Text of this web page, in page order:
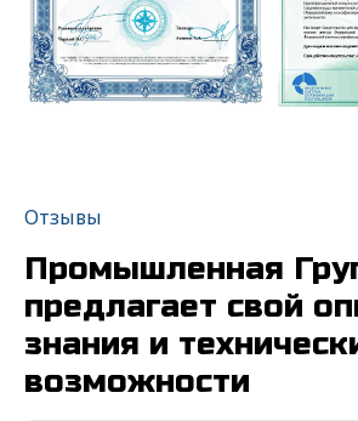
Отзывы
Промышленная
предлагает свой
знания и
возможности